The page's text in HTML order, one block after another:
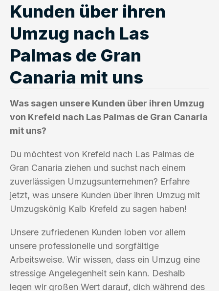
Kunden über ihren
Umzug nach Las
Palmas de Gran
Canaria mit uns
Was sagen unsere Kunden über ihren Umzug
von Krefeld nach Las Palmas de Gran Canaria
mit uns?
Du möchtest von Krefeld nach Las Palmas de
Gran Canaria ziehen und suchst nach einem
zuverlässigen Umzugsunternehmen? Erfahre
jetzt, was unsere Kunden über ihren Umzug mit
Umzugskönig Kalb Krefeld zu sagen haben!
Unsere zufriedenen Kunden loben vor allem
unsere professionelle und sorgfältige
Arbeitsweise. Wir wissen, dass ein Umzug eine
stressige Angelegenheit sein kann. Deshalb
legen wir großen Wert darauf, dich während des